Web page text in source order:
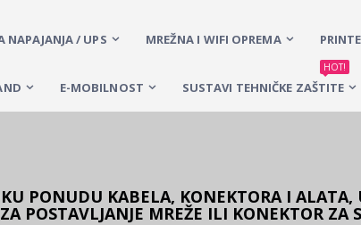
NAPAJANJA / UPS MREŽNA I WIFI OPREMA
E-MOBILNOST SUSTAVI TEHNIČKE ZAŠTITE
HOT!
PONUDU KABELA, KONEKTORA I ALATA,
POSTAVLJANJE MREŽE ILI KONEKTOR ZA